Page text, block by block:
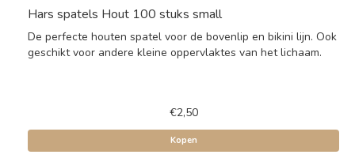
Hars spatels Hout 100 stuks small
De perfecte houten spatel voor de bovenlip en bikini lijn. Ook
geschikt voor andere kleine oppervlaktes van het lichaam.
€2,50
Kopen